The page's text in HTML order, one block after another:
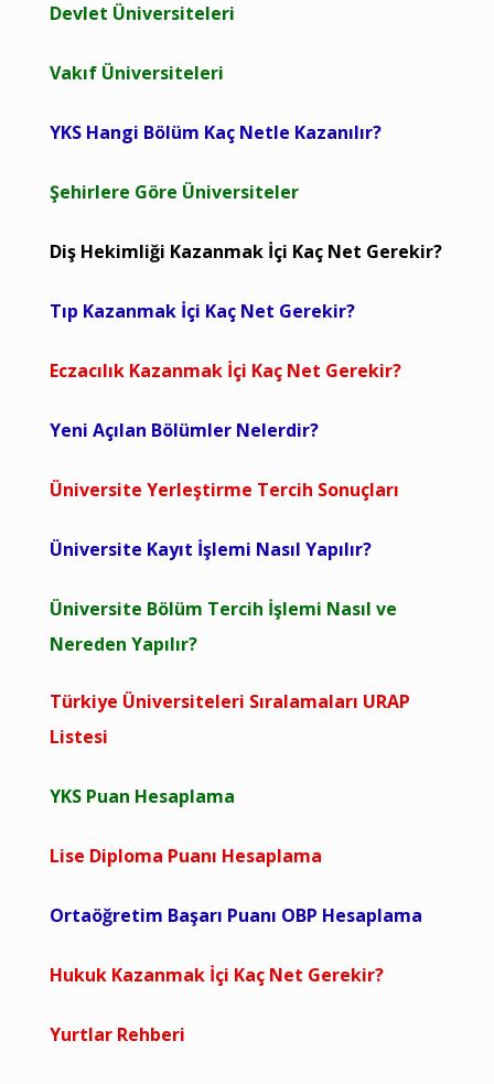
Devlet Üniversiteleri
Vakıf Üniversiteleri
YKS Hangi Bölüm Kaç Netle Kazanılır?
Şehirlere Göre Üniversiteler
Diş Hekimliği Kazanmak İçi Kaç Net Gerekir?
Tıp Kazanmak İçi Kaç Net Gerekir?
Eczacılık Kazanmak İçi Kaç Net Gerekir?
Yeni Açılan Bölümler Nelerdir?
Üniversite Yerleştirme Tercih Sonuçları
Üniversite Kayıt İşlemi Nasıl Yapılır?
Üniversite Bölüm Tercih İşlemi Nasıl ve
Nereden Yapılır?
Türkiye Üniversiteleri Sıralamaları URAP
Listesi
YKS Puan Hesaplama
Lise Diploma Puanı Hesaplama
Ortaöğretim Başarı Puanı OBP Hesaplama
Hukuk Kazanmak İçi Kaç Net Gerekir?
Yurtlar Rehberi